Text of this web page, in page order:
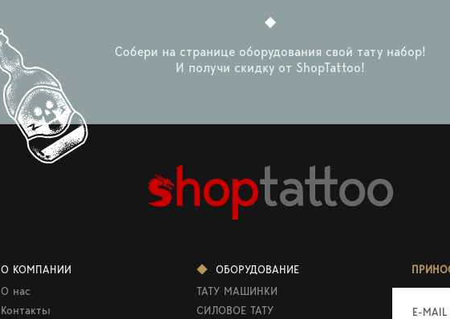
Собери на странице оборудования свой тату набор!
И получи скидку от ShopTattoo!
О КОМПАНИИ
О нас
Контакты
ОБОРУДОВАНИЕ
ТАТУ МАШИНКИ
СИЛОВОЕ ТАТУ
E-MAIL